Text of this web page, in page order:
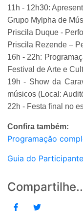
11h - 12h30:
Grupo Mylpha de
Priscila Duque -
Priscila Rezende –
16h - 22h:
Festival de Arte e
19h - Show da
músicos (Local:
22h - Festa final no
Confira também:
Programação
Guia do Participante